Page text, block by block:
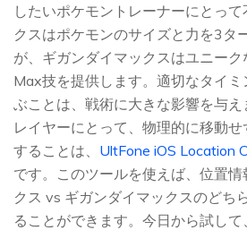
したいポケモントレーナーにとっ
クスはポケモンのサイズと力を3タ
が、ギガンダイマックスはユニー
Max技を提供します。適切なタイ
ぶことは、戦術に大きな影響を与
レイヤーにとって、物理的に移動
することは、 UltFone iOS Location
です。このツールを使えば、位置
クス vs ギガンダイマックスのどち
ることができます。今日から試し